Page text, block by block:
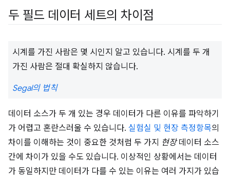
두 필드 데이터 세트의 차이점
시계를 가진 사람은 몇 시인지 알고 있습니다. 시계를 두 개
가진 사람은 절대 확실하지 않습니다.
Segal의 법칙
데이터 소스가 두 개 있는 경우 데이터가 다른 이유를 파악하기
가 어렵고 혼란스러울 수 있습니다. 실험실 및 현장 측정항목의
차이를 이해하는 것이 중요한 것처럼 두 가지 현장데이터 소스
간에 차이가 있을 수도 있습니다. 이상적인 상황에서는 데이터
가 동일하지만 데이터가 다를 수 있는 이유는 여러 가지가 있습